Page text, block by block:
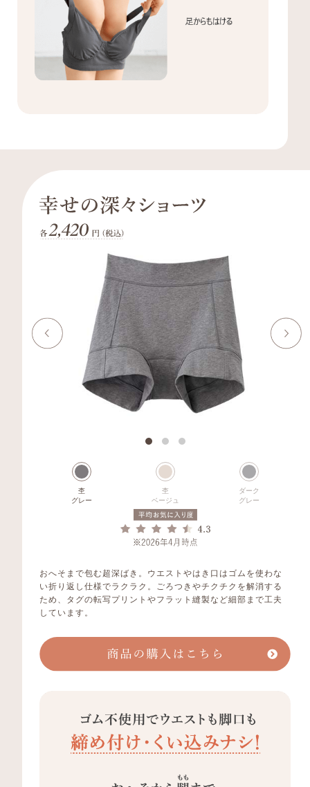
杢
グレー
杢
ベージュ
ダーク
グレー
おへそまで包む超深ばき。ウエストやはき口はゴムを使わな
い折り返し仕様でラクラク。ごろつきやチクチクを解消する
ため、タグの転写プリントやフラット縫製など細部まで工夫
しています。